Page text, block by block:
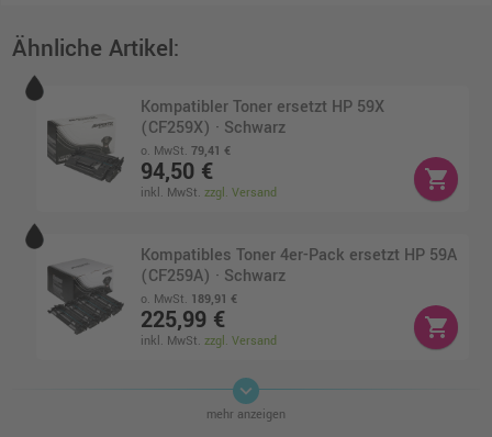
Ähnliche Artikel:
Kompatibler Toner ersetzt HP 59X
(CF259X) · Schwarz
o. MwSt.79,41 €
94,50 €
inkl. MwSt.zzgl. Versand
shopping_cart
Kompatibles Toner 4er-Pack ersetzt HP 59A
(CF259A) · Schwarz
o. MwSt. 189,91 €
225,99 €
inkl. MwSt.zzgl. Versand
shopping_cart
Kompatibles Toner 4er-Pack ersetzt HP 59X
(CF259X) · Schwarz
keyboard_arrow_down
mehr anzeigen